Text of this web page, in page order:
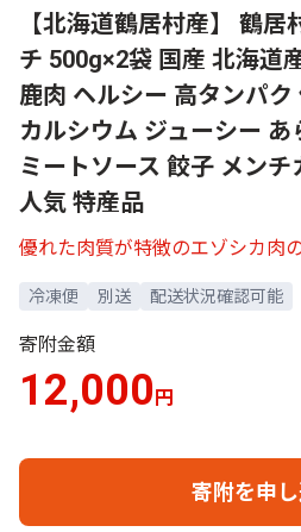
【北海道鶴居村産】 鶴
チ 500g×2袋 国産 北海道
鹿肉 ヘルシー 高タンパ
カルシウム ジューシー
ミートソース 餃子 メン
人気 特産品
優れた肉質が特徴のエゾシカ肉
冷凍便 別送 配送状況確認可能
寄附金額
12,000 円
寄附を申